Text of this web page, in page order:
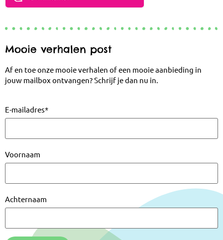
Mooie verhalen post
Af en toe onze mooie verhalen of een mooie aanbieding in
jouw mailbox ontvangen? Schrijf je dan nu in.
E-mailadres*
Voornaam
Achternaam